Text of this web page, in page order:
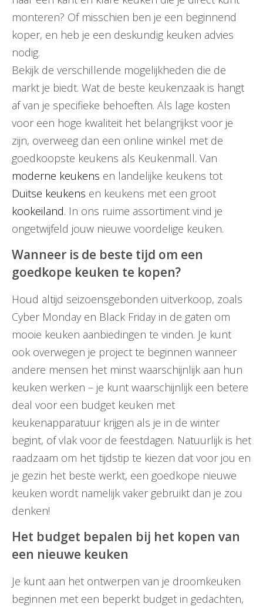
monteren? Of misschien ben je een beginnend
koper, en heb je een deskundig keuken advies
nodig.
Bekijk de verschillende mogelijkheden die de
markt je biedt. Wat de beste keukenzaak is hangt
af van je specifieke behoeften. Als lage kosten
voor een hoge kwaliteit het belangrijkst voor je
zijn, overweeg dan een online winkel met de
goedkoopste keukens als Keukenmall. Van
moderne keukens en landelijke keukens tot
Duitse keukens en keukens met een groot
kookeiland. In ons ruime assortiment vind je
ongetwijfeld jouw nieuwe voordelige keuken.
Wanneer is de beste tijd om een
goedkope keuken te kopen?
Houd altijd seizoensgebonden uitverkoop, zoals
Cyber Monday en Black Friday in de gaten om
mooie keuken aanbiedingen te vinden. Je kunt
ook overwegen je project te beginnen wanneer
andere mensen het minst waarschijnlijk aan hun
keuken werken – je kunt waarschijnlijk een betere
deal voor een budget keuken met
keukenapparatuur krijgen als je in de winter
begint, of vlak voor de feestdagen. Natuurlijk is het
raadzaam om het tijdstip te kiezen dat voor jou en
je gezin het beste werkt, een goedkope nieuwe
keuken wordt namelijk vaker gebruikt dan je zou
denken!
Het budget bepalen bij het kopen van
een nieuwe keuken
Je kunt aan het ontwerpen van je droomkeuken
beginnen met een beperkt budget in gedachten,